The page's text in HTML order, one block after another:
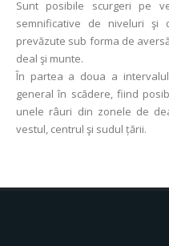
Sunt posibile scurgeri pe
semnificative de niveluri şi
prevăzute sub forma de
deal şi munte.
În partea a doua a
general în scădere, fiind
unele râuri din zonele de
vestul, centrul şi sudul țării.